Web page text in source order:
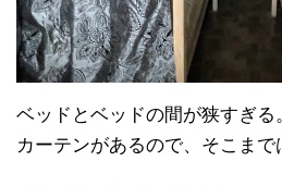
ベッドとベッドの間が狭すぎる
カーテンがあるので、そこまで